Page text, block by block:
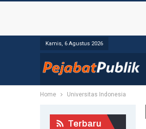
Kamis, 6 Agustus 2026
Home Universitas Indonesia
Terbaru